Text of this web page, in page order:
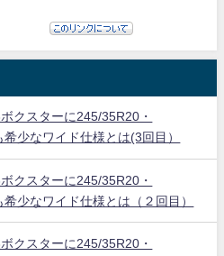
クスターに245/35R20・
少なワイド仕様とは(3回目）
クスターに245/35R20・
少なワイド仕様とは（２回目）
クスターに245/35R20・